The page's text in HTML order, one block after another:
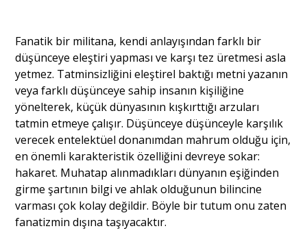
Fanatik bir militana, kendi anlayışından farklı bir
düşünceye eleştiri yapması ve karşı tez üretmesi asla
yetmez. Tatminsizliğini eleştirel baktığı metni yazanın
veya farklı düşünceye sahip insanın kişiliğine
yönelterek, küçük dünyasının kışkırttığı arzuları
tatmin etmeye çalışır. Düşünceye düşünceyle karşılık
verecek entelektüel donanımdan mahrum olduğu için,
en önemli karakteristik özelliğini devreye sokar:
hakaret. Muhatap alınmadıkları dünyanın eşiğinden
girme şartının bilgi ve ahlak olduğunun bilincine
varması çok kolay değildir. Böyle bir tutum onu zaten
fanatizmin dışına taşıyacaktır.